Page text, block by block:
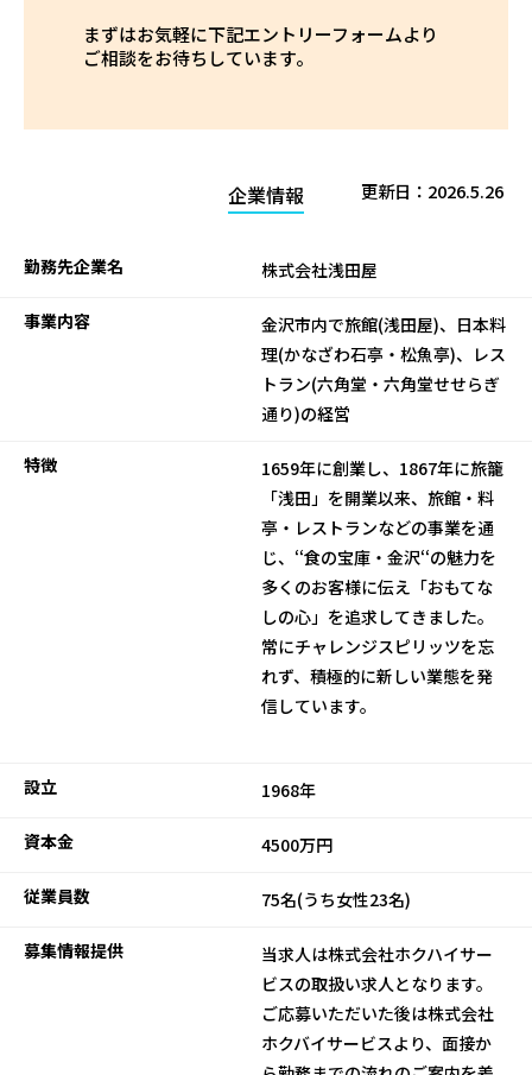
まずはお気軽に下記エントリーフォームより
ご相談をお待ちしています。
更新日： 2026.5.26
企業情報
勤務先企業名 株式会社浅田屋
事業内容
金沢市内で旅館(浅田屋)、日本料
理(かなざわ石亭・松魚亭)、レス
トラン(六角堂・六角堂せせらぎ
通り)の経営
特徴
1659年に創業し、1867年に旅籠
「浅田」を開業以来、旅館・料
亭・レストランなどの事業を通
じ、‘‘食の宝庫・金沢‘‘の魅力を
多くのお客様に伝え「おもてな
しの心」を追求してきました。
常にチャレンジスピリッツを忘
れず、積極的に新しい業態を発
信しています。
設立 1968年
資本金 4500万円
従業員数 75名(うち女性23名)
募集情報提供
当求人は株式会社ホクハイサー
ビスの取扱い求人となります。
ご応募いただいた後は株式会社
ホクバイサービスより、面接か